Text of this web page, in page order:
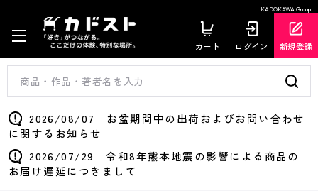
KADOKAWA Group
カート ログイン 新規登録
2026/08/07 お盆期間中の出荷およびお問い合わせ
に関するお知らせ
2026/07/29 令和8年熊本地震の影響による商品の
お届け遅延につきまして